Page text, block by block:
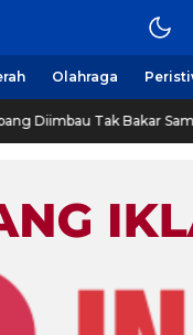
Olahraga
Bakar Sampah